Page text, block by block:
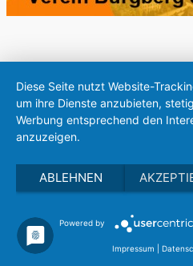
Diese Seite nutzt Website-
um ihre Dienste anzubieten,
Werbung entsprechend den
anzuzeigen.
ABLEHNEN
Powered by
Impressum